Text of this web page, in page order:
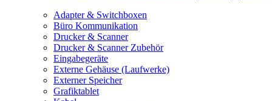
Adapter & Switchboxen
Büro Kommunikation
Drucker & Scanner
Drucker & Scanner Zubehör
Eingabegeräte
Externe Gehäuse (Laufwerke)
Externer Speicher
Grafiktablet